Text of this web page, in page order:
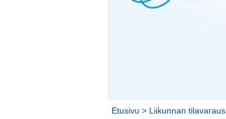
Etusivu > Liikunnan tilavaraus